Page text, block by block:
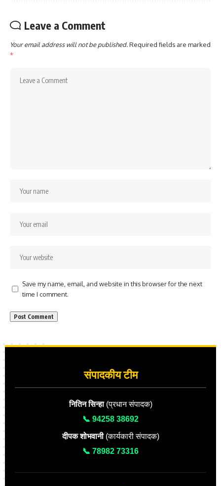
Leave a Comment
Your email address will not be published.Required fields are marked
*
Save my name, email, and website in this browser for the next
time I comment.
संपादकीय टीम
नितिन सिन्हा(प्रधान संपादक)
📞 94258 38692
दीपक शोभवानी(कार्यकारी संपादक)
📞 78982 73316